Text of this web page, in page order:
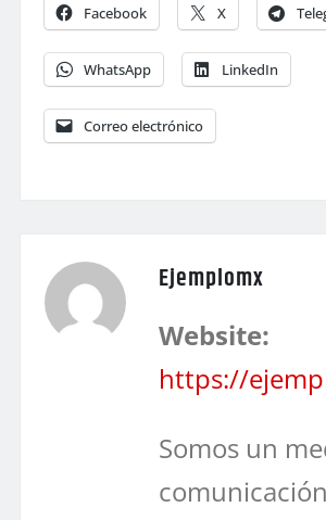
Facebook X
WhatsApp LinkedIn
Correo electrónico
Ejemplomx
Website:
https://
Somos un